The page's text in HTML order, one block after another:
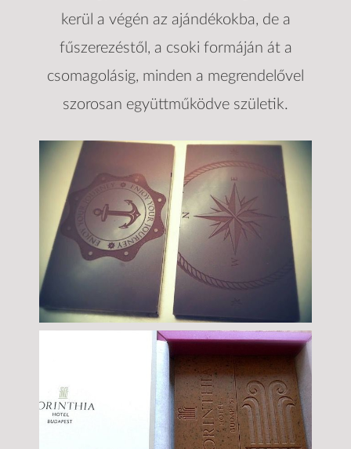
kerül a végén az ajándékokba, de a
fűszerezéstől, a csoki formáján át a
csomagolásig, minden a megrendelővel
szorosan együttműködve születik.